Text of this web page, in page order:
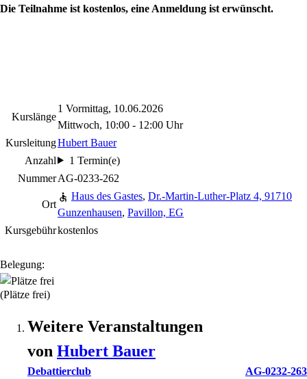
Die Teilnahme ist kostenlos, eine Anmeldung ist erwünscht.
Kurslänge
1 Vormittag, 10.06.2026
Mittwoch, 10:00 - 12:00 Uhr
KursleitungHubert Bauer
Anzahl
1 Termin(e)
NummerAG-0233-262
Ort
Haus des Gastes, Dr.-Martin-Luther-Platz 4, 91710
Gunzenhausen, Pavillon, EG
Kursgebührkostenlos
Belegung:
(Plätze frei)
Weitere Veranstaltungen
von Hubert Bauer
Debattierclub
AG-0232-263